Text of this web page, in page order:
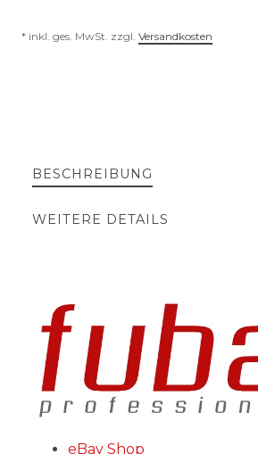
* inkl. ges. MwSt. zzgl. Versandkosten
BESCHREIBUNG
WEITERE DETAILS
eBay Shop